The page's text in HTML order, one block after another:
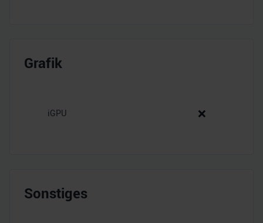
Grafik
iGPU ❌
Sonstiges